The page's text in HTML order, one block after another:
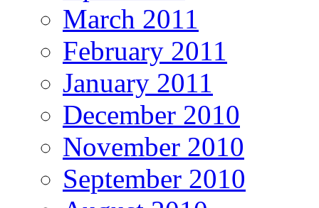
March 2011
February 2011
January 2011
December 2010
November 2010
September 2010